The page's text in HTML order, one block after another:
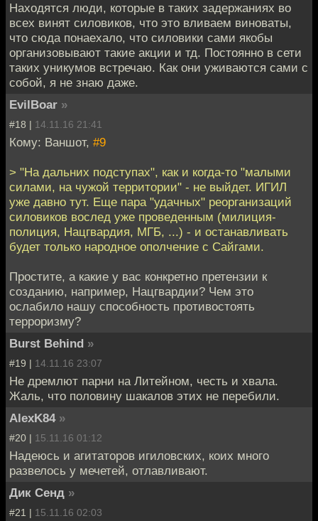
Находятся люди, которые в таких задержаниях во
всех винят силовиков, что это вливаем виноваты,
что сюда понаехало, что силовики сами якобы
организовывают такие акции и тд. Постоянно в сети
таких уникумов встречаю. Как они уживаются сами с
собой, я не знаю даже.
EvilBoar »
#18 | 14.11.16 21:41
Кому: Ваншот, #9
> "На дальних подступах", как и когда-то "малыми
силами, на чужой территории" - не выйдет. ИГИЛ
уже давно тут. Еще пара "удачных" реорганизаций
силовиков вослед уже проведенным (милиция-
полиция, Нацгвардия, МГБ, ...) - и останавливать
будет только народное ополчение с Сайгами.
Простите, а какие у вас конкретно претензии к
созданию, например, Нацгвардии? Чем это
ослабило нашу способность противостоять
терроризму?
Burst Behind »
#19 | 14.11.16 23:07
Не дремлют парни на Литейном, честь и хвала.
Жаль, что половину шакалов этих не перебили.
AlexK84 »
#20 | 15.11.16 01:12
Надеюсь и агитаторов игиловских, коих много
развелось у мечетей, отлавливают.
Дик Сенд »
#21 | 15.11.16 02:03